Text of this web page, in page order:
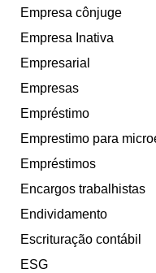
Empresa cônjuge
Empresa Inativa
Empresarial
Empresas
Empréstimo
Emprestimo para
Empréstimos
Encargos trabalhistas
Endividamento
Escrituração contábil
ESG